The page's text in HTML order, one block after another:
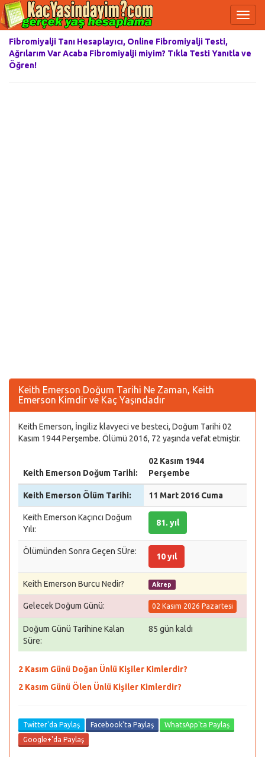
Fibromiyalji Tanı Hesaplayıcı, Online Fibromiyalji Testi,
Ağrılarım Var Acaba Fibromiyalji miyim? Tıkla Testi Yanıtla ve
Öğren!
Keith Emerson Doğum Tarihi Ne Zaman, Keith
Emerson Kimdir ve Kaç Yaşındadır
Keith Emerson, İngiliz klavyeci ve besteci, Doğum Tarihi 02
Kasım 1944 Perşembe. Ölümü 2016, 72 yaşında vefat etmiştir.
Keith Emerson Doğum Tarihi:
02 Kasım 1944
Perşembe
Keith Emerson Ölüm Tarihi: 11 Mart 2016 Cuma
Keith Emerson Kaçıncı Doğum
Yılı:
81. yıl
Ölümünden Sonra Geçen SÜre:
10 yıl
Keith Emerson Burcu Nedir? Akrep
Gelecek Doğum Günü: 02 Kasım 2026 Pazartesi
Doğum Günü Tarihine Kalan
Süre:
85 gün kaldı
2 Kasım Günü Doğan Ünlü Kişiler Kimlerdir?
2 Kasım Günü Ölen Ünlü Kişiler Kimlerdir?
Twitter'da Paylaş Facebook'ta Paylaş
WhatsApp'ta Paylaş
Google+'da Paylaş